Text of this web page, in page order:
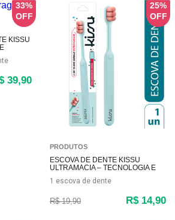
33%
KISSU
39,90
25%
PRODUTOS
ESCOVA DE DENTE KISSU
ULTRAMACIA – TECNOLOGIA E
SUAVIDADE
1 escova de dente
R$ 19,90 R$ 14,90